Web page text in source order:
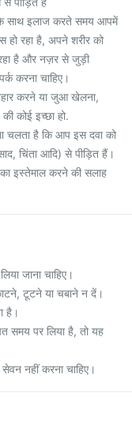
साथ इलाज करते समय आपमें
हो रहा है, अपने शरीर को
रहा है और नज़र से जुड़ी
करना चाहिए।
करने या जुआ खेलना,
कोई इच्छा हो.
चलता है कि आप इस दवा को
चिंता आदि) से पीड़ित हैं।
इस्तेमाल करने की सलाह
जाना चाहिए।
टूटने या चबाने न दें।
है।
समय पर लिया है, तो यह
नहीं करना चाहिए।